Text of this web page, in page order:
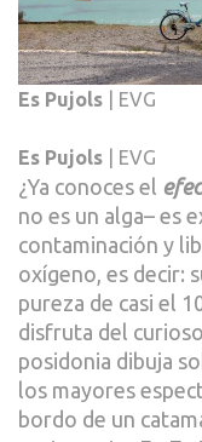
Es Pujols | EVG
Es Pujols | EVG
¿Ya conoces el
no es un alga– es
contaminación y
oxígeno, es decir:
pureza de casi el
disfruta del curioso
posidonia dibuja
los mayores
bordo de un